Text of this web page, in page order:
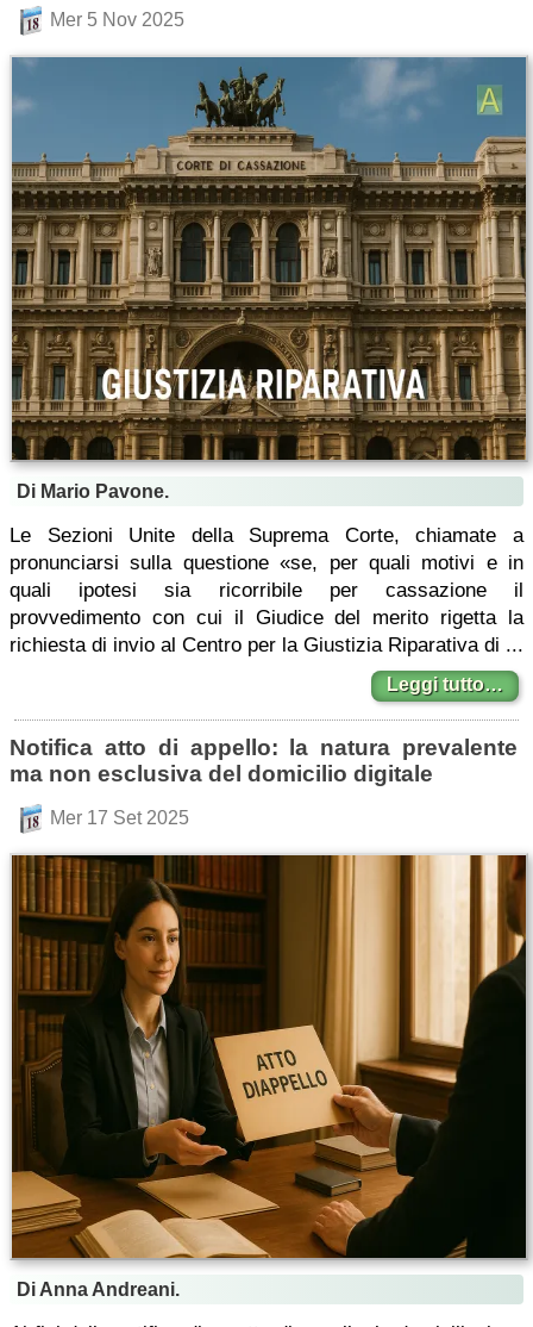
Mer 5 Nov 2025
Di Mario Pavone.
Le Sezioni Unite della Suprema Corte, chiamate a
pronunciarsi sulla questione «se, per quali motivi e in
quali ipotesi sia ricorribile per cassazione il
provvedimento con cui il Giudice del merito rigetta la
richiesta di invio al Centro per la Giustizia Riparativa di ...
Leggi tutto…
Notifica atto di appello: la natura prevalente
ma non esclusiva del domicilio digitale
Mer 17 Set 2025
Di Anna Andreani.